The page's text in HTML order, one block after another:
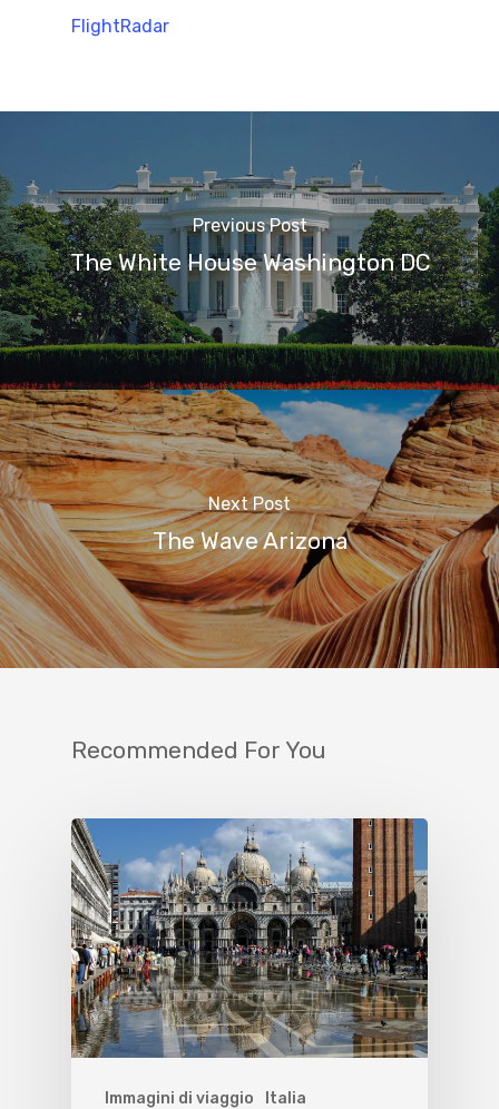
FlightRadar
Previous Post
The White House Washington DC
Next Post
The Wave Arizona
Recommended For You
Immagini di viaggio Italia